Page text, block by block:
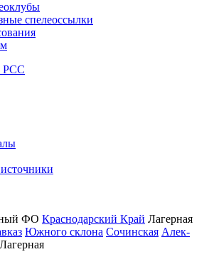
спелеоссылки
РСС
ФО Краснодарский Край Лагерная
Южного склона Сочинская Алек-
Лагерная